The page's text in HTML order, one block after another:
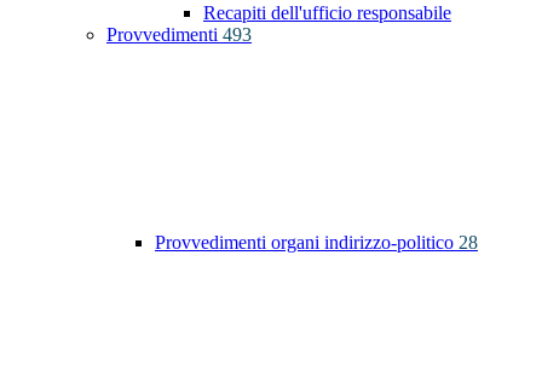
Recapiti dell'ufficio responsabile
Provvedimenti 493
Provvedimenti organi indirizzo-politico 28